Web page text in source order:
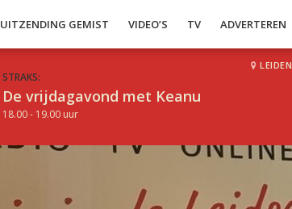
UITZENDING GEMIST VIDEO’S TV ADVERTEREN
STRAKS:
De vrijdagavond met Keanu
18.00 - 19.00 uur
LEIDEN